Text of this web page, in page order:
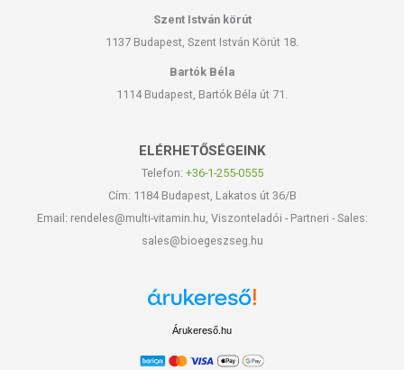
Szent István körút
1137 Budapest, Szent István Körút 18.
Bartók Béla
1114 Budapest, Bartók Béla út 71.
ELÉRHETŐSÉGEINK
Telefon: +36-1-255-0555
Cím: 1184 Budapest, Lakatos út 36/B
Email: rendeles@multi-vitamin.hu, Viszonteladói - Partneri - Sales:
sales@bioegeszseg.hu
Árukereső.hu